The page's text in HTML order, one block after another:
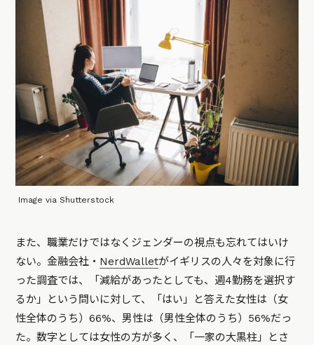
Image via Shutterstock
また、職業だけではなくジェンダーの視点も忘れてはいけ
ない。金融会社・ NerdWalletがイギリスの人々を対象に行
った調査では、「減給があったとしても、週4勤務を選択す
るか」という問いに対して、「はい」と答えた女性は（女
性全体のうち）66%、男性は（男性全体のうち）56%だっ
た。数字としては女性の方が多く、「一家の大黒柱」とさ